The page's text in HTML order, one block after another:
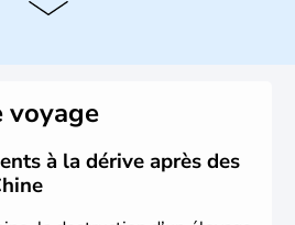
Qing a été la dernière à régner
l'opium lorsque la Chine s'est
et a retrouvé son indépendance
en matière d'inventions avant-
la première utilisatrice du papier,
mobiles, de la boussole et de
voyage
à la dérive après des